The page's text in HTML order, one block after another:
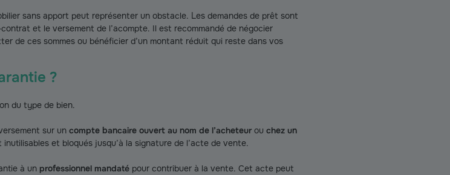
sans apport peut représenter un obstacle. Les demandes de prêt sont
et le versement de l’acompte. Il est recommandé de négocier
de ces sommes ou bénéficier d’un montant réduit qui reste dans vos
?
du type de bien.
sur un compte bancaire ouvert au nom de l’acheteur ou chez un
et bloqués jusqu’à la signature de l’acte de vente.
à un professionnel mandaté pour contribuer à la vente. Cet acte peut